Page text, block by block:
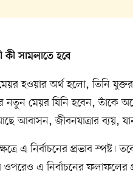
সামলাতে হবে
হওয়ার অর্থ হলো, তিনি
নতুন মেয়র যিনি হবেন, তাঁকে
আবাসন, জীবনযাত্রার ব্যয়,
এ নির্বাচনের প্রভাব
এ নির্বাচনের ফলাফলের